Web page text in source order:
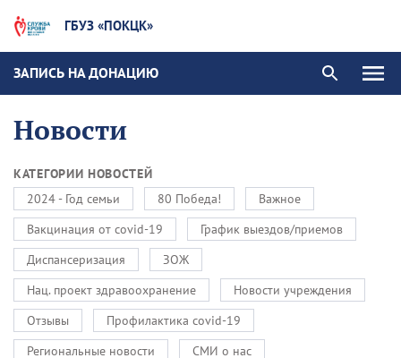
ГБУЗ «ПОКЦК»
ЗАПИСЬ НА ДОНАЦИЮ
Новости
КАТЕГОРИИ НОВОСТЕЙ
2024 - Год семьи
80 Победа!
Важное
Вакцинация от covid-19
График выездов/приемов
Диспансеризация
ЗОЖ
Нац. проект здравоохранение
Новости учреждения
Отзывы
Профилактика covid-19
Региональные новости
СМИ о нас